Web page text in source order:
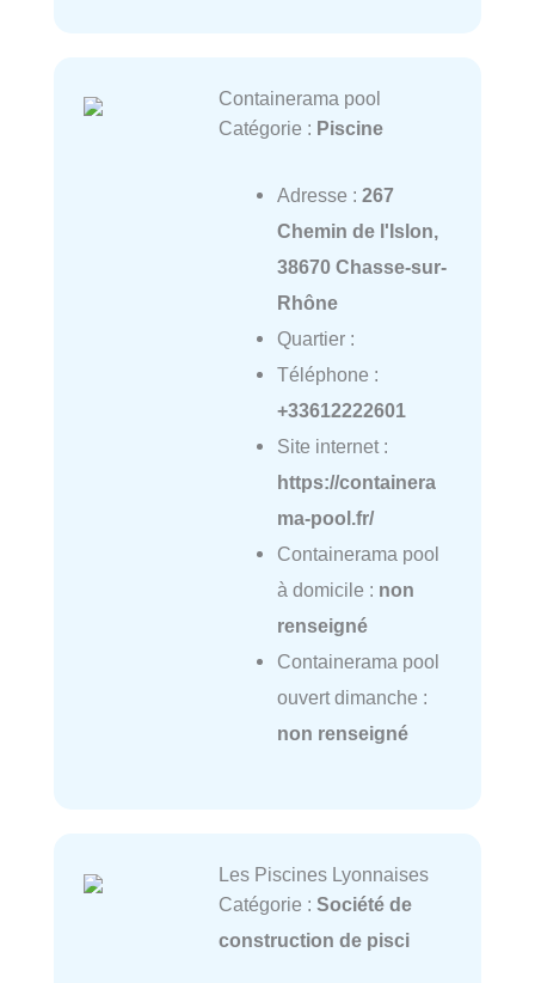
Containerama pool
Catégorie : Piscine
Adresse : 267
Chemin de l'Islon,
38670 Chasse-sur-
Rhône
Quartier :
Téléphone :
+33612222601
Site internet :
https://containera
ma-pool.fr/
Containerama pool
à domicile : non
renseigné
Containerama pool
ouvert dimanche :
non renseigné
Les Piscines Lyonnaises
Catégorie : Société de
construction de pisci